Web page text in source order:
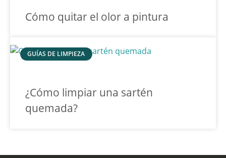
Cómo quitar el olor a pintura
GUÍAS DE LIMPIEZA
¿Cómo limpiar una sartén
quemada?